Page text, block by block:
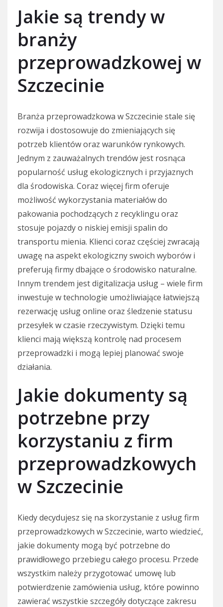
Jakie są trendy w
branży
przeprowadzkowej w
Szczecinie
Branża przeprowadzkowa w Szczecinie stale się
rozwija i dostosowuje do zmieniających się
potrzeb klientów oraz warunków rynkowych.
Jednym z zauważalnych trendów jest rosnąca
popularność usług ekologicznych i przyjaznych
dla środowiska. Coraz więcej firm oferuje
możliwość wykorzystania materiałów do
pakowania pochodzących z recyklingu oraz
stosuje pojazdy o niskiej emisji spalin do
transportu mienia. Klienci coraz częściej zwracają
uwagę na aspekt ekologiczny swoich wyborów i
preferują firmy dbające o środowisko naturalne.
Innym trendem jest digitalizacja usług – wiele firm
inwestuje w technologie umożliwiające łatwiejszą
rezerwację usług online oraz śledzenie statusu
przesyłek w czasie rzeczywistym. Dzięki temu
klienci mają większą kontrolę nad procesem
przeprowadzki i mogą lepiej planować swoje
działania.
Jakie dokumenty są
potrzebne przy
korzystaniu z firm
przeprowadzkowych
w Szczecinie
Kiedy decydujesz się na skorzystanie z usług firm
przeprowadzkowych w Szczecinie, warto wiedzieć,
jakie dokumenty mogą być potrzebne do
prawidłowego przebiegu całego procesu. Przede
wszystkim należy przygotować umowę lub
potwierdzenie zamówienia usług, które powinno
zawierać wszystkie szczegóły dotyczące zakresu